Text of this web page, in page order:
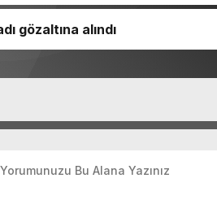
gözaltına alındı